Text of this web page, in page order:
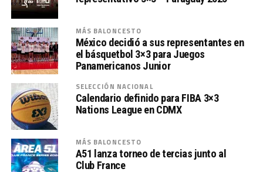
MÁS BALONCESTO
México decidió a sus representantes en
el básquetbol 3×3 para Juegos
Panamericanos Junior
SELECCIÓN NACIONAL
Calendario definido para FIBA 3×3
Nations League en CDMX
MÁS BALONCESTO
A51 lanza torneo de tercias junto al
Club France